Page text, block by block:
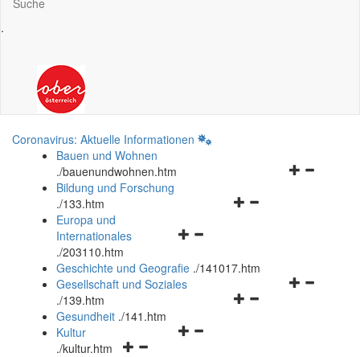
.
Coronavirus: Aktuelle Informationen
Bauen und Wohnen
./bauenundwohnen.htm
Navigationsmenü
Bildung und Forschung
./133.htm
Navigationsmenü
und
schließen
Europa und
Internationales
./203110.htm
Geschichte und Geografie ./141017.htm
Navigationsmenü
Gesellschaft und Soziales
./139.htm
Navigationsmenü
Gesundheit ./141.htm
Navigationsmenü
Kultur
./kultur.htm